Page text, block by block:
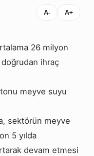
A- A+
26 milyon
ihraç
meyve suyu
sektörün meyve
5 yılda
devam etmesi